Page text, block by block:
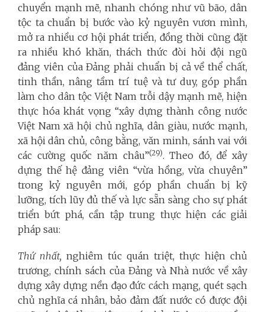
chuyển mạnh mẽ, nhanh chóng như vũ bão, dân
tộc ta chuẩn bị bước vào kỷ nguyên vươn mình,
mở ra nhiều cơ hội phát triển, đồng thời cũng đặt
ra nhiều khó khăn, thách thức đòi hỏi đội ngũ
đảng viên của Đảng phải chuẩn bị cả về thể chất,
tinh thần, nâng tầm trí tuệ và tư duy, góp phần
làm cho dân tộc Việt Nam trỗi dậy mạnh mẽ, hiện
thực hóa khát vọng “xây dựng thành công nước
Việt Nam xã hội chủ nghĩa, dân giàu, nước mạnh,
xã hội dân chủ, công bằng, văn minh, sánh vai với
các cường quốc năm châu”(29). Theo đó, để xây
dựng thế hệ đảng viên “vừa hồng, vừa chuyên”
trong kỷ nguyên mới, góp phần chuẩn bị kỹ
lưỡng, tích lũy đủ thế và lực sẵn sàng cho sự phát
triển bứt phá, cần tập trung thực hiện các giải
pháp sau:
Thứ nhất, nghiêm túc quán triệt, thực hiện chủ
trương, chính sách của Đảng và Nhà nước về xây
dựng xây dựng nền đạo đức cách mạng, quét sạch
chủ nghĩa cá nhân, bảo đảm đất nước có được đội